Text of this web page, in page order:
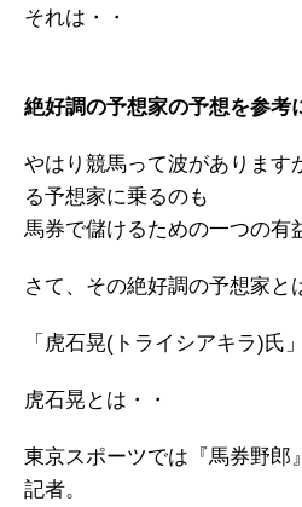
それは・・
絶好調の予想家の予想を参考
やはり競馬って波があります
る予想家に乗るのも
馬券で儲けるための一つの有
さて、その絶好調の予想家と
「虎石晃(トライシアキラ)氏」
虎石晃とは・・
東京スポーツでは『馬券野郎
記者。